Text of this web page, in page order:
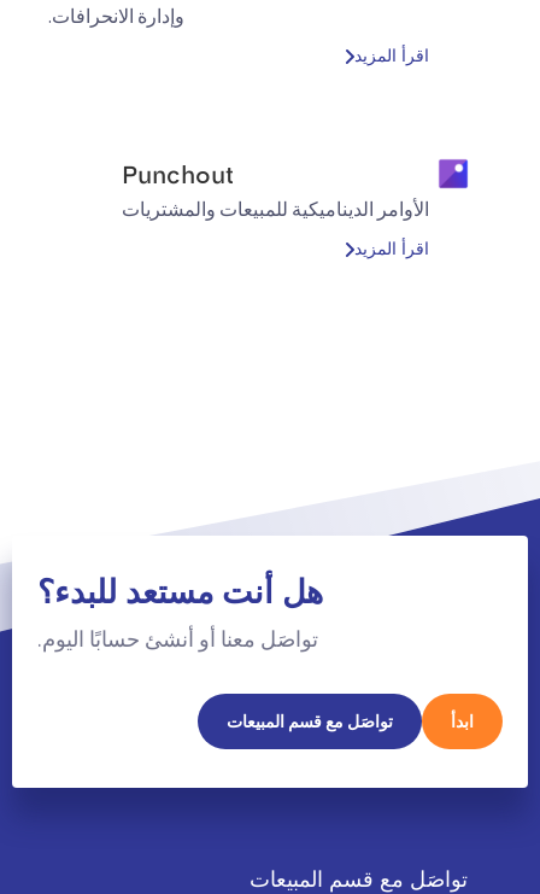
وإدارة الانحرافات.
اقرأ المزيد
Punchout
الأوامر الديناميكية للمبيعات والمشتريات
اقرأ المزيد
هل أنت مستعد للبدء؟
تواصَل معنا أو أنشئ حسابًا اليوم.
ابدأ تواصَل مع قسم المبيعات
تواصَل مع قسم المبيعات